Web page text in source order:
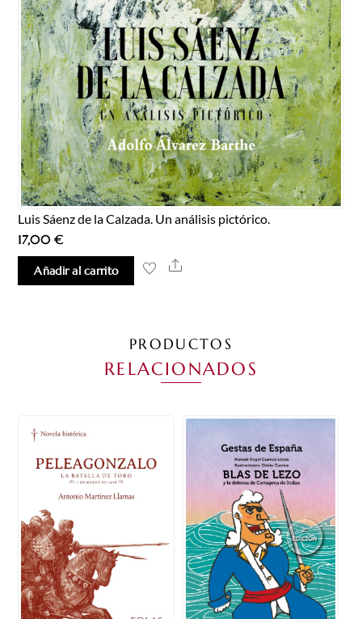
Luis Sáenz de la Calzada. Un análisis pictórico.
17,00€
Añadir al carrito Share
PRODUCTOS
RELACIONADOS